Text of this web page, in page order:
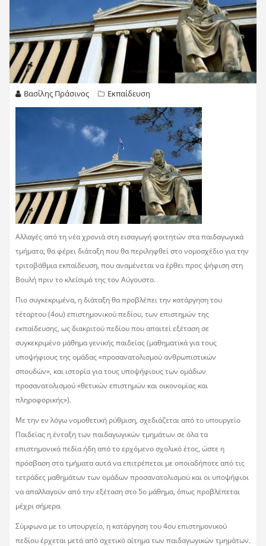
Βασίλης Πράσινος Εκπαίδευση
Αλλαγές από τη νέα χρονιά στη εισαγωγή φοιτητών στα παιδαγωγικά
τμήματα, θα φέρει διάταξη που θα περιληφθεί στο νομοσχέδιο για την
τριτοβάθμια εκπαίδευση, που αναμένεται να έρθει προς ψήφιση στη
Βουλή πριν το κλείσιμό της τον Αύγουστο.
Πιο συγκεκριμένα, η διάταξη θα προβλέπει την κατάργηση του
τέταρτου (4ου) επιστημονικού πεδίου, των επιστημών της
εκπαίδευσης, ως διακριτού πεδίου που απαιτεί εξέταση σε
συγκεκριμένο μάθημα γενικής παιδείας (μαθηματικά για τους
υποψήφιους της ομάδας «προσανατολισμού ανθρωπιστικών
σπουδών», και ιστορία για τους υποψήφιους των ομάδων
προσανατολισμού «θετικών επιστημών και οικονομίας και
πληροφορικής»).
Με την εν λόγω νομοθετική ρύθμιση, σχεδιάζεται από το υπουργείο
Παιδείας η ένταξη των παιδαγωγικών τμημάτων σε όλα τα
επιστημονικά πεδία ήδη από το ερχόμενο σχολικό έτος, ώστε η
πρόσβαση στα τμήματα αυτά να επιτρέπεται με οποιαδήποτε από τις
τετράδες μαθημάτων των ομάδων προσανατολισμού και οι υποψήφιοι
να απαλλαγούν από την εξέταση στο 5ο μάθημα, όπως προβλέπεται
μέχρι σήμερα.
Σύμφωνα με το υπουργείο, η κατάργηση του 4ου επιστημονικού
πεδίου έρχεται μετά από σχετικό αίτημα των παιδαγωγικών τμημάτων.